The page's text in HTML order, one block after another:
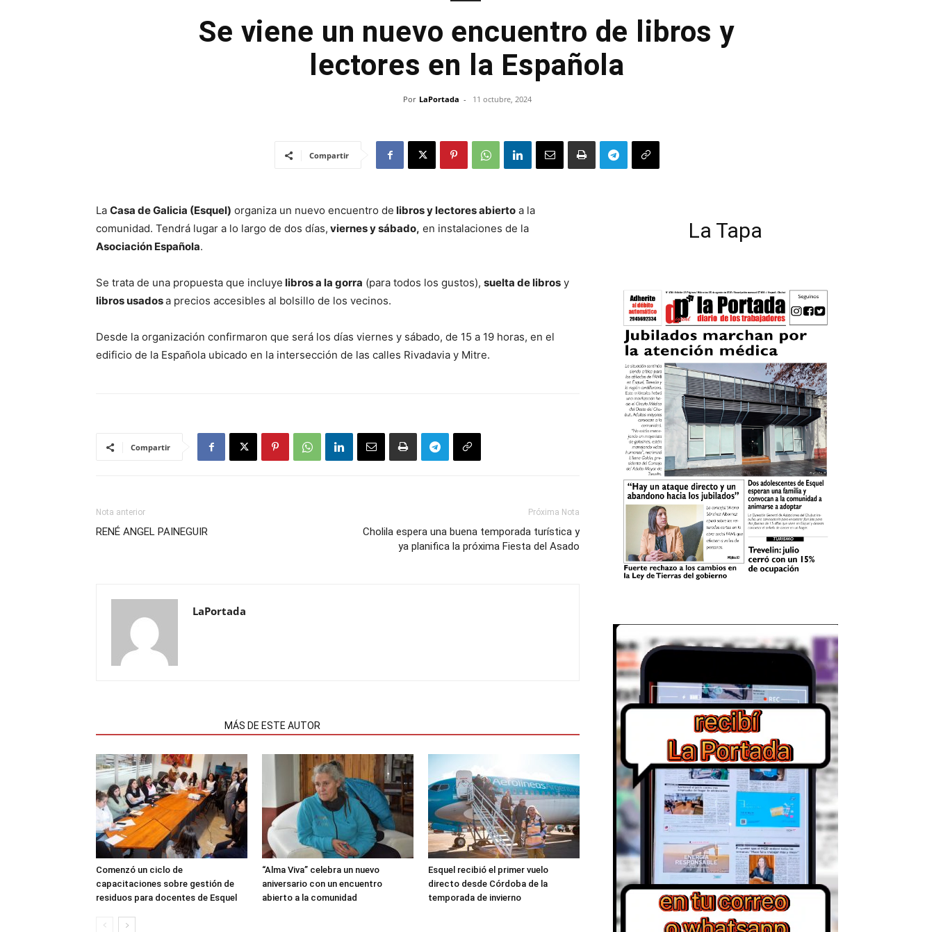
Se viene un nuevo encuentro de libros y
lectores en la Española
Por LaPortada - 11 octubre, 2024
Compartir
La Casa de Galicia (Esquel) organiza un nuevo encuentro de libros y lectores abierto a la
comunidad. Tendrá lugar a lo largo de dos días, viernes y sábado, en instalaciones de la
Asociación Española.
Se trata de una propuesta que incluye libros a la gorra (para todos los gustos), suelta de libros y
libros usadosa precios accesibles al bolsillo de los vecinos.
Desde la organización confirmaron que será los días viernes y sábado, de 15 a 19 horas, en el
edificio de la Española ubicado en la intersección de las calles Rivadavia y Mitre.
Compartir
Nota anterior
RENÉ ANGEL PAINEGUIR
Próxima Nota
Cholila espera una buena temporada turística y
ya planifica la próxima Fiesta del Asado
LaPortada
MÁS DE ESTE AUTOR
Comenzó un ciclo de
capacitaciones sobre gestión de
residuos para docentes de Esquel
“Alma Viva” celebra un nuevo
aniversario con un encuentro
abierto a la comunidad
Esquel recibió el primer vuelo
directo desde Córdoba de la
temporada de invierno
La Tapa